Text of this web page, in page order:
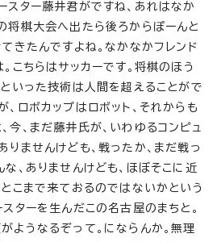
スター藤井君がですね、あれはなか
将棋大会へ出たら後ろからぽーんと
てきたんですよね。なかなかフレンド
こちらはサッカーです。将棋のほう
いった技術は人間を超えることがで
、ロボカップはロボット、それからも
今、まだ藤井氏が、いわゆるコンピュ
りませんけども、戦ったか、まだ戦っ
な、ありませんけども、ほぼそこに近
とこまで来ておるのではないかという
ターを生んだこの名古屋のまちと。
ようなるぞって。にならんか。無理